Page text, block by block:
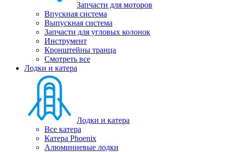
Запчасти для моторов
Впускная система
Выпускная система
Запчасти для угловых колонок
Инструмент
Кронштейны транца
Смотреть все
Лодки и катера
Лодки и катера
Все катера
Катера Phoenix
Алюминиевые лодки